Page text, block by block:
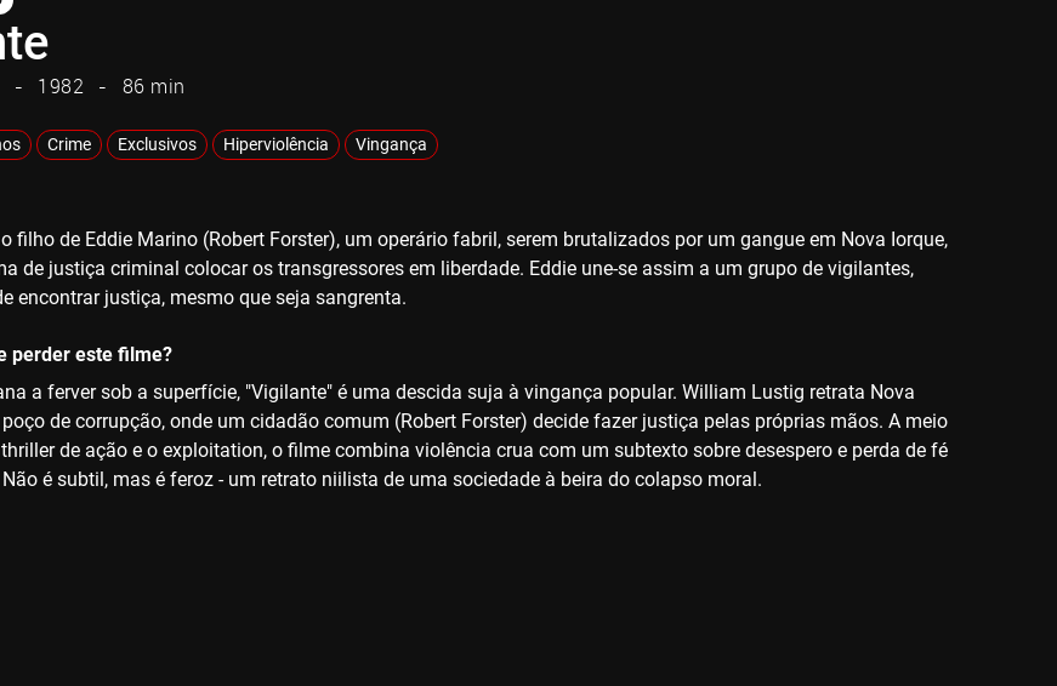
1982 86 min
Crime Exclusivos Hiperviolência Vingança
filho de Eddie Marino (Robert Forster), um operário fabril, serem brutalizados por um gangue em Nova Iorque,
de justiça criminal colocar os transgressores em liberdade. Eddie une-se assim a um grupo de vigilantes,
encontrar justiça, mesmo que seja sangrenta.
perder este filme?
a ferver sob a superfície, "Vigilante" é uma descida suja à vingança popular. William Lustig retrata Nova
de corrupção, onde um cidadão comum (Robert Forster) decide fazer justiça pelas próprias mãos. A meio
de ação e o exploitation, o filme combina violência crua com um subtexto sobre desespero e perda de fé
é subtil, mas é feroz - um retrato niilista de uma sociedade à beira do colapso moral.